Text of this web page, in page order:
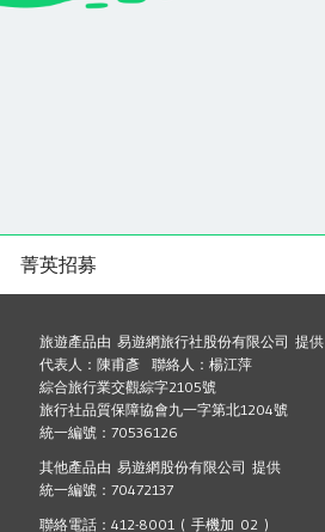
菁英招募
旅遊產品由 易遊網旅行社股份有限公司 提供
代表人：陳甫彥 聯絡人：楊江萍
綜合旅行業交觀綜字2105號
旅行社品質保障協會九一字第北1204號
統一編號：70536126
其他產品由 易遊網股份有限公司 提供
統一編號：70472137
聯絡電話：412-8001 ( 手機加 02 )